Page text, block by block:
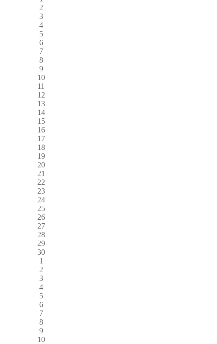
2
3
4
5
6
7
8
9
10
11
12
13
14
15
16
17
18
19
20
21
22
23
24
25
26
27
28
29
30
1
2
3
4
5
6
7
8
9
10